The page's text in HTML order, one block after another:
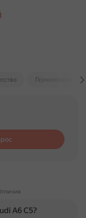
Психология и
A6 C5?